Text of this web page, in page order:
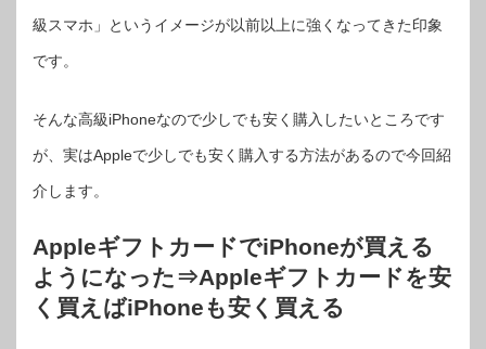
級スマホ」というイメージが以前以上に強くなってきた印象
です。
そんな高級iPhoneなので少しでも安く購入したいところです
が、実はAppleで少しでも安く購入する方法があるので今回紹
介します。
AppleギフトカードでiPhoneが買える
ようになった⇒Appleギフトカードを安
く買えばiPhoneも安く買える